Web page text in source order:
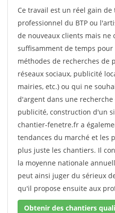
Ce travail est un réel gain
professionnel du BTP ou
de nouveaux clients mais ne
suffisamment de temps
méthodes de recherches de
réseaux sociaux, publicité
mairies, etc.) ou qui ne
d'argent dans une
publicité, construction d'un
chantier-fenetre.fr a
tendances du marché et les
plus juste les chantiers. Il
la moyenne nationale
peut ainsi juger du sérieux
qu'il propose ensuite aux